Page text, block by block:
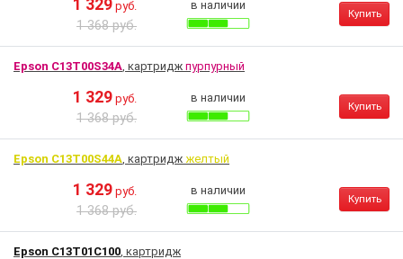
1 329 руб.
1 368 руб.
в наличии
Купить
Epson C13T00S34A, картридж пурпурный
1 329 руб.
1 368 руб.
в наличии
Купить
Epson C13T00S44A, картридж желтый
1 329 руб.
1 368 руб.
в наличии
Купить
Epson C13T01C100, картридж